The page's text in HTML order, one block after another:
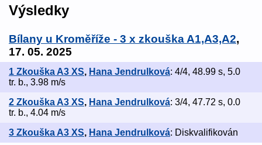
Výsledky
Bílany u Kroměříže - 3 x zkouška A1,A3,A2,
17. 05. 2025
1 Zkouška A3 XS, Hana Jendrulková: 4/4, 48.99 s, 5.0
tr. b., 3.98 m/s
2 Zkouška A3 XS, Hana Jendrulková: 3/4, 47.72 s, 0.0
tr. b., 4.04 m/s
3 Zkouška A3 XS, Hana Jendrulková: Diskvalifikován